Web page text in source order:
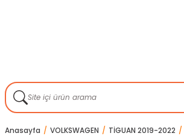
Anasayfa VOLKSWAGEN TİGUAN 2019-2022